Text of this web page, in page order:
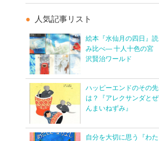
人気記事リスト
絵本『水仙月の四日』読
み比べ― 十人十色の宮
沢賢治ワールド
ハッピーエンドのその先
は？『アレクサンダとぜ
んまいねずみ』
自分を大切に思う『わた